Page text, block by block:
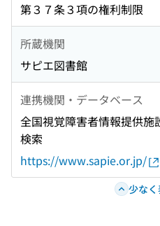
第３７条３項の権利制限
所蔵機関
サピエ図書館
連携機関・データベース
全国視覚障害者情報提供施
検索
https://www.sapie.or.jp/
少なく